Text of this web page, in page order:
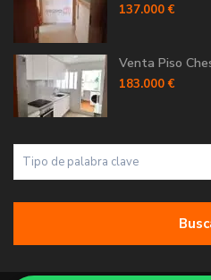
137.000 €
Venta Piso
183.000 €